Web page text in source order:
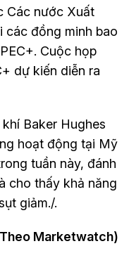
Các nước Xuất
các đồng minh bao
Cuộc họp
dự kiến diễn ra
Baker Hughes
hoạt động tại Mỹ
tuần này, đánh
cho thấy khả năng
giảm./.
Marketwatch)